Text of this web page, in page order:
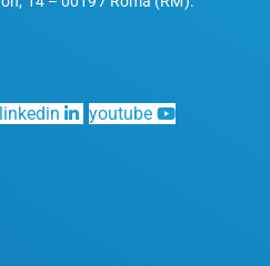
linkedin youtube